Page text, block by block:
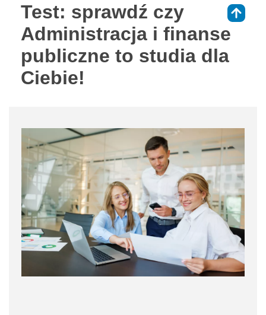
Test: sprawdź czy
Administracja i finanse
publiczne to studia dla
Ciebie!